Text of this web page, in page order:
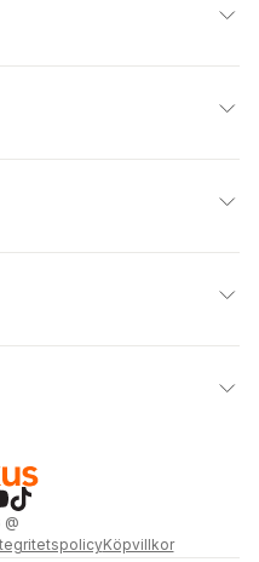
@
Köpvillkor